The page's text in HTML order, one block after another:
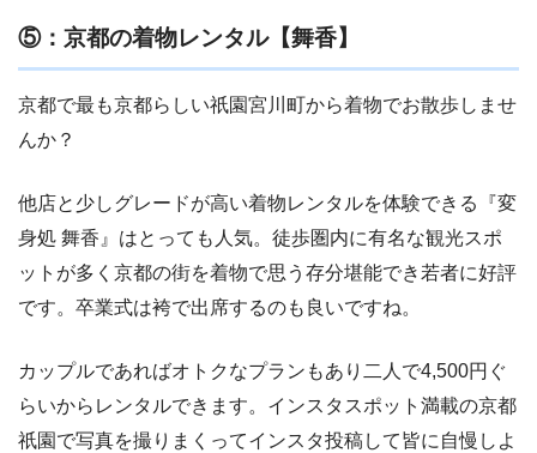
⑤：京都の着物レンタル【舞香】
京都で最も京都らしい祇園宮川町から着物でお散歩しませ
んか？
他店と少しグレードが高い着物レンタルを体験できる『変
身処 舞香』はとっても人気。徒歩圏内に有名な観光スポ
ットが多く京都の街を着物で思う存分堪能でき若者に好評
です。卒業式は袴で出席するのも良いですね。
カップルであればオトクなプランもあり二人で4,500円ぐ
らいからレンタルできます。インスタスポット満載の京都
祇園で写真を撮りまくってインスタ投稿して皆に自慢しよ